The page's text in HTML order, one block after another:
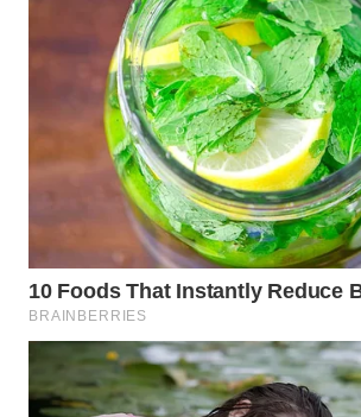
GORONTALO
SULUT
MALUKU
WN
MALUT
WN